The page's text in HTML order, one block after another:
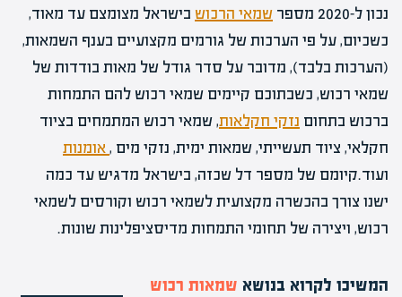
נכון ל-2020 מספר שמאי הרכוש בישראל מצומצם עד מאוד,
כשכיום, על פי הערכות של גורמים מקצועיים בענף השמאות,
(הערכות בלבד), מדובר על סדר גודל של מאות בודדות של
שמאי רכוש, כשבתוכם קיימים שמאי רכוש להם התמחות
ברכוש בתחום נזקי חקלאות, שמאי רכוש המתמחים בציוד
חקלאי, ציוד תעשייתי, שמאות ימית, נזקי מים ,אומנות
ועוד.קיומם של מספר דל שכזה, בישראל מדגיש עד כמה
ישנו צורך בהכשרה מקצועית לשמאי רכוש וקורסים לשמאי
רכוש, ויצירה של תחומי התמחות מדיסציפלינות שונות.
המשיכו לקרוא בנושא שמאות רכוש